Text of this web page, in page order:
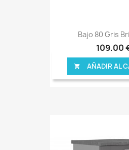
Bajo 80 Gris
109,00
 AÑADIR AL